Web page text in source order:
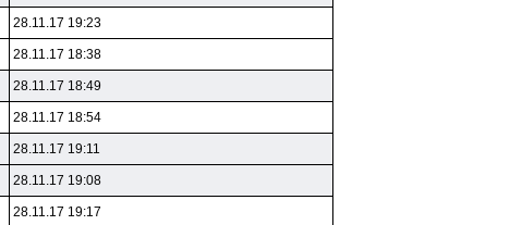
28.11.17 19:23
28.11.17 18:38
28.11.17 18:49
28.11.17 18:54
28.11.17 19:11
28.11.17 19:08
28.11.17 19:17